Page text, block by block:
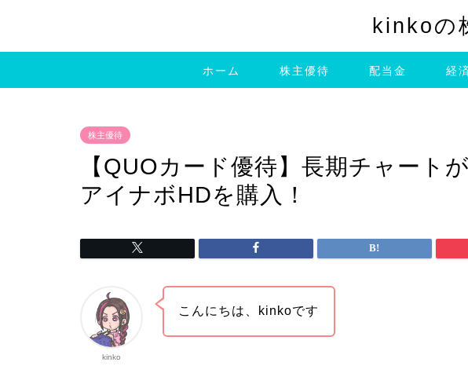
kinkoの
ホーム 株主優待 配当金 経
株主優待
【QUOカード優待】長期チャート
アイナボHDを購入！
kinko
こんにちは、kinkoです